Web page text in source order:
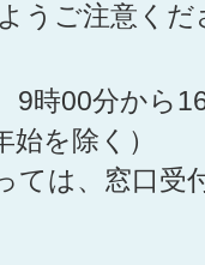
うご注意くだ
9時00分から
始を除く）
ては、窓口受